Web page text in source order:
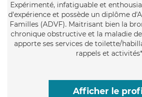
Expérimenté, infatiguable et
d'expérience et possède un diplôme
Familles (ADVF). Maitrisant bien la
chronique obstructive et la maladie
apporte ses services de toilette/
rappels et activités*
Afficher le